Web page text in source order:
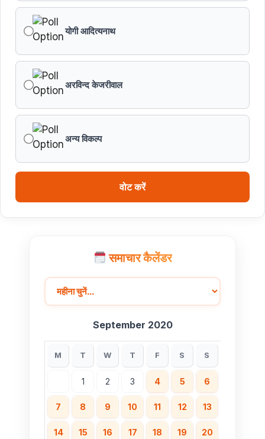
योगी आदित्यनाथ
अरविन्द केजरीवाल
अन्य विकल्प
वोट करें
समाचार कैलेंडर
September 2020
M T W T F S S
1 2 3 4 5 6
7 8 9 10 11 12 13
14 15 16 17 18 19 20